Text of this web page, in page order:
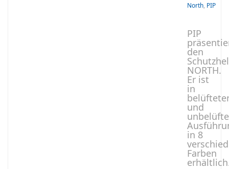
North, PIP
PIP
den
NORTH.
Er ist
in
und
in 8
Farben